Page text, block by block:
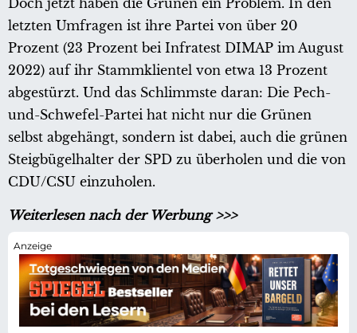
Doch jetzt haben die Grünen ein Problem. In den
letzten Umfragen ist ihre Partei von über 20
Prozent (23 Prozent bei Infratest DIMAP im August
2022) auf ihr Stammklientel von etwa 13 Prozent
abgestürzt. Und das Schlimmste daran: Die Pech-
und-Schwefel-Partei hat nicht nur die Grünen
selbst abgehängt, sondern ist dabei, auch die grünen
Steigbügelhalter der SPD zu überholen und die von
CDU/CSU einzuholen.
Weiterlesen nach der Werbung >>>